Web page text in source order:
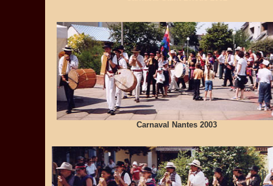
Carnaval Nantes 2003